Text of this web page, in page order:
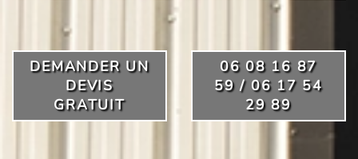
DEMANDER UN
DEVIS
GRATUIT
06 08 16 87
59 / 06 17 54
29 89